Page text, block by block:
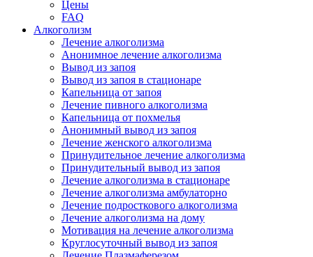
Цены
FAQ
Алкоголизм
Лечение алкоголизма
Анонимное лечение алкоголизма
Вывод из запоя
Вывод из запоя в стационаре
Капельница от запоя
Лечение пивного алкоголизма
Капельница от похмелья
Анонимный вывод из запоя
Лечение женского алкоголизма
Принудительное лечение алкоголизма
Принудительный вывод из запоя
Лечение алкоголизма в стационаре
Лечение алкоголизма амбулаторно
Лечение подросткового алкоголизма
Лечение алкоголизма на дому
Мотивация на лечение алкоголизма
Круглосуточный вывод из запоя